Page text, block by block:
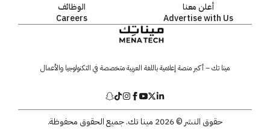
أعلن معنا
Advertise with Us
الوظائف
Careers
مينا تك – أكبر منصة إعلامية باللغة العربية متخصصة في التكنولوجيا والأعمال
حقوق النشر © 2026 مينا تك. جميع الحقوق محفوظة.